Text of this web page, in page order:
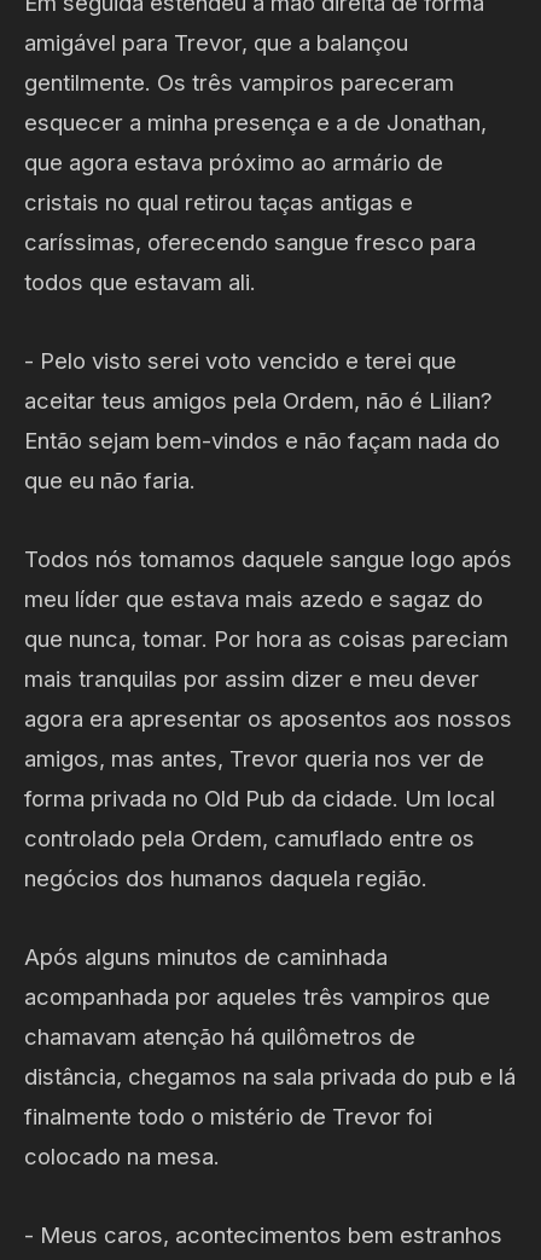
amigável para Trevor, que a balançou
gentilmente. Os três vampiros pareceram
esquecer a minha presença e a de Jonathan,
que agora estava próximo ao armário de
cristais no qual retirou taças antigas e
caríssimas, oferecendo sangue fresco para
todos que estavam ali.
- Pelo visto serei voto vencido e terei que
aceitar teus amigos pela Ordem, não é Lilian?
Então sejam bem-vindos e não façam nada do
que eu não faria.
Todos nós tomamos daquele sangue logo após
meu líder que estava mais azedo e sagaz do
que nunca, tomar. Por hora as coisas pareciam
mais tranquilas por assim dizer e meu dever
agora era apresentar os aposentos aos nossos
amigos, mas antes, Trevor queria nos ver de
forma privada no Old Pub da cidade. Um local
controlado pela Ordem, camuflado entre os
negócios dos humanos daquela região.
Após alguns minutos de caminhada
acompanhada por aqueles três vampiros que
chamavam atenção há quilômetros de
distância, chegamos na sala privada do pub e lá
finalmente todo o mistério de Trevor foi
colocado na mesa.
- Meus caros, acontecimentos bem estranhos